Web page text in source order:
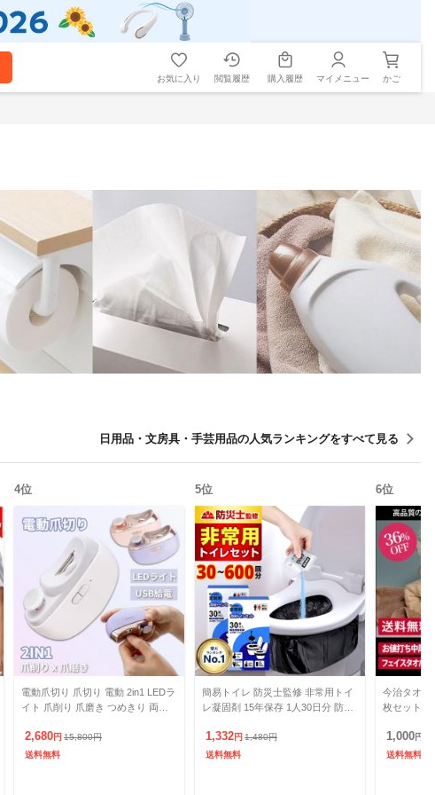
お気に入り 閲覧履歴 購入履歴 マイメニュー かご
日用品・文房具・手芸用品の人気ランキングをすべて見る
4位
電動爪切り 爪切り 電動 2in1 LEDラ
イト 爪削り 爪磨き つめきり 両用
軽量 爪やす
2,680円 15,800円
送料無料
5位
簡易トイレ 防災士監修 非常用トイ
レ凝固剤 15年保存 1人30日分 防災
トイレ 防災グッ
1,332円 1,480円
送料無料
6位
今治タオル
枚セット
1,000円
送料無料